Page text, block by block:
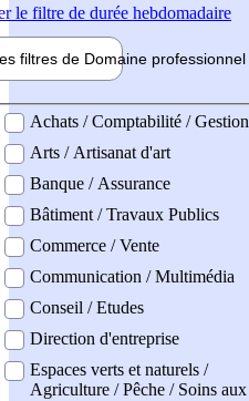
le filtre de durée hebdomadaire
filtres de Domaine professionnel
professionel
Achats / Comptabilité / Gestion
Arts / Artisanat d'art
Banque / Assurance
Bâtiment / Travaux Publics
Commerce / Vente
Communication / Multimédia
Conseil / Etudes
Direction d'entreprise
Espaces verts et naturels /
Agriculture / Pêche / Soins aux